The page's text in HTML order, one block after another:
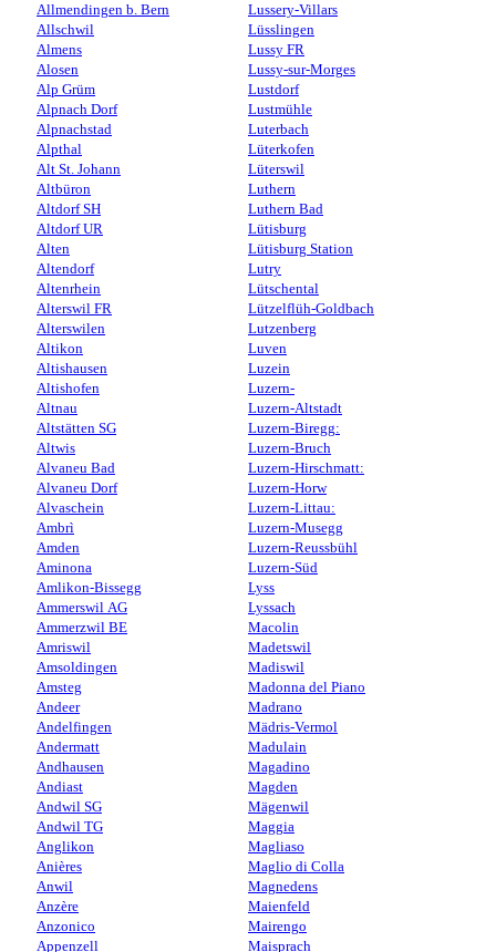
Allmendingen b. Bern
Allschwil
Almens
Alosen
Alp Grüm
Alpnach Dorf
Alpnachstad
Alpthal
Alt St. Johann
Altbüron
Altdorf SH
Altdorf UR
Alten
Altendorf
Altenrhein
Alterswil FR
Alterswilen
Altikon
Altishausen
Altishofen
Altnau
Altstätten SG
Altwis
Alvaneu Bad
Alvaneu Dorf
Alvaschein
Ambrì
Amden
Aminona
Amlikon-Bissegg
Ammerswil AG
Ammerzwil BE
Amriswil
Amsoldingen
Amsteg
Andeer
Andelfingen
Andermatt
Andhausen
Andiast
Andwil SG
Andwil TG
Anglikon
Anières
Anwil
Anzère
Anzonico
Appenzell
Lussery-Villars
Lüsslingen
Lussy FR
Lussy-sur-Morges
Lustdorf
Lustmühle
Luterbach
Lüterkofen
Lüterswil
Luthern
Luthern Bad
Lütisburg
Lütisburg Station
Lutry
Lütschental
Lützelflüh-Goldbach
Lutzenberg
Luven
Luzein
Luzern-
Luzern-Altstadt
Luzern-Biregg:
Luzern-Bruch
Luzern-Hirschmatt:
Luzern-Horw
Luzern-Littau:
Luzern-Musegg
Luzern-Reussbühl
Luzern-Süd
Lyss
Lyssach
Macolin
Madetswil
Madiswil
Madonna del Piano
Madrano
Mädris-Vermol
Madulain
Magadino
Magden
Mägenwil
Maggia
Magliaso
Maglio di Colla
Magnedens
Maienfeld
Mairengo
Maisprach